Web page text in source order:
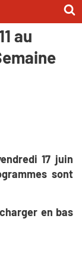
au
17 juin
sont
en bas